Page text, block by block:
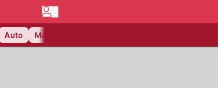
Auto Matchcenter